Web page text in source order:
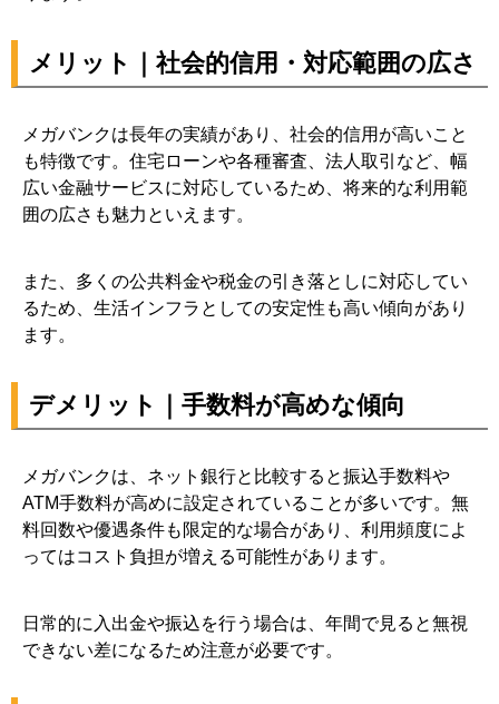
メリット｜社会的信用・対応範囲の広さ
メガバンクは長年の実績があり、社会的信用が高いこと
も特徴です。住宅ローンや各種審査、法人取引など、幅
広い金融サービスに対応しているため、将来的な利用範
囲の広さも魅力といえます。
また、多くの公共料金や税金の引き落としに対応してい
るため、生活インフラとしての安定性も高い傾向があり
ます。
デメリット｜手数料が高めな傾向
メガバンクは、ネット銀行と比較すると振込手数料や
ATM手数料が高めに設定されていることが多いです。無
料回数や優遇条件も限定的な場合があり、利用頻度によ
ってはコスト負担が増える可能性があります。
日常的に入出金や振込を行う場合は、年間で見ると無視
できない差になるため注意が必要です。